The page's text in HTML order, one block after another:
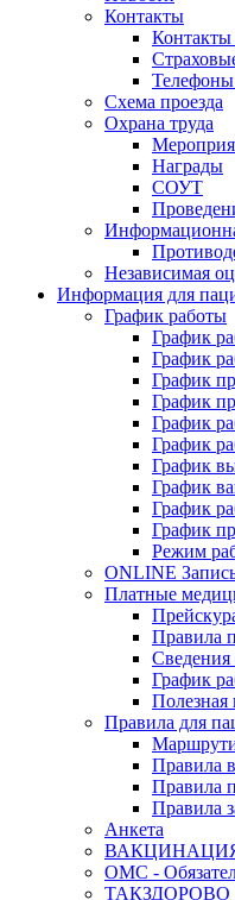
Контакты
Схема проезда
Охрана труда
Награды
СОУТ
Независимая
Информация для
График работы
График
График
График
График
График
График
График
График
График
График
Режим
ONLINE
Платные
Правила
Сведения
График
Правила для
Правила
Правила
Правила
Анкета
ОМС -
ТАКЗДОРОВО